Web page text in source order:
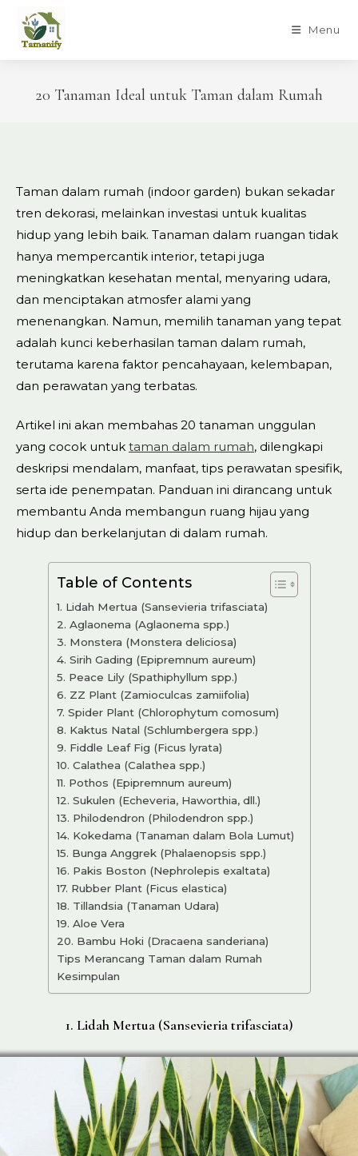
content
Menu
20 Tanaman Ideal untuk Taman dalam Rumah
Taman dalam rumah (indoor garden) bukan sekadar
tren dekorasi, melainkan investasi untuk kualitas
hidup yang lebih baik. Tanaman dalam ruangan tidak
hanya mempercantik interior, tetapi juga
meningkatkan kesehatan mental, menyaring udara,
dan menciptakan atmosfer alami yang
menenangkan. Namun, memilih tanaman yang tepat
adalah kunci keberhasilan taman dalam rumah,
terutama karena faktor pencahayaan, kelembapan,
dan perawatan yang terbatas.
Artikel ini akan membahas 20 tanaman unggulan
yang cocok untuk taman dalam rumah, dilengkapi
deskripsi mendalam, manfaat, tips perawatan spesifik,
serta ide penempatan. Panduan ini dirancang untuk
membantu Anda membangun ruang hijau yang
hidup dan berkelanjutan di dalam rumah.
Table of Contents
1. Lidah Mertua (Sansevieria trifasciata)
2. Aglaonema (Aglaonema spp.)
3. Monstera (Monstera deliciosa)
4. Sirih Gading (Epipremnum aureum)
5. Peace Lily (Spathiphyllum spp.)
6. ZZ Plant (Zamioculcas zamiifolia)
7. Spider Plant (Chlorophytum comosum)
8. Kaktus Natal (Schlumbergera spp.)
9. Fiddle Leaf Fig (Ficus lyrata)
10. Calathea (Calathea spp.)
11. Pothos (Epipremnum aureum)
12. Sukulen (Echeveria, Haworthia, dll.)
13. Philodendron (Philodendron spp.)
14. Kokedama (Tanaman dalam Bola Lumut)
15. Bunga Anggrek (Phalaenopsis spp.)
16. Pakis Boston (Nephrolepis exaltata)
17. Rubber Plant (Ficus elastica)
18. Tillandsia (Tanaman Udara)
19. Aloe Vera
20. Bambu Hoki (Dracaena sanderiana)
Tips Merancang Taman dalam Rumah
Kesimpulan
1. Lidah Mertua (Sansevieria trifasciata)